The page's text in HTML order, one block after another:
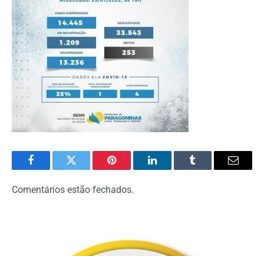
FacebookTwitter Pinterest LinkedInTumblr Email
Comentários estão fechados.